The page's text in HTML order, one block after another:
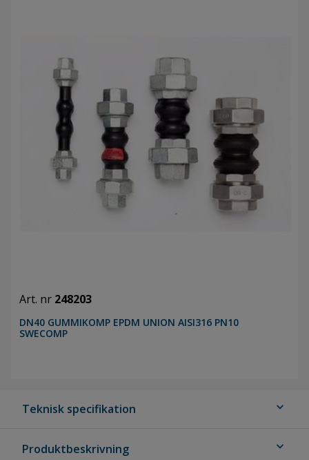
Art. nr 248203
DN40 GUMMIKOMP EPDM UNION AISI316 PN10
SWECOMP
Teknisk specifikation expand_more
Produktbeskrivning expand_more